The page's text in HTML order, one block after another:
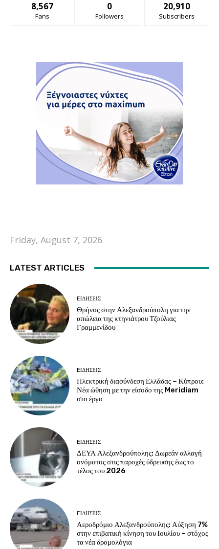
8,567
Fans
0
Followers
20,910
Subscribers
Friday, August 7, 2026
LATEST ARTICLES
EΙΔΗΣΕΙΣ
Θρήνος στην Αλεξανδρούπολη για την
απώλεια της κτηνιάτρου Τζούλιας
Γραμμενίδου
EΙΔΗΣΕΙΣ
Ηλεκτρική διασύνδεση Ελλάδας – Κύπρου:
Νέα ώθηση με την είσοδο της Meridiam
στο έργο
EΙΔΗΣΕΙΣ
ΔΕΥΑ Αλεξανδρούπολης: Δωρεάν αλλαγή
ονόματος στις παροχές ύδρευσης έως το
τέλος του 2026
EΙΔΗΣΕΙΣ
Αεροδρόμιο Αλεξανδρούπολης: Αύξηση 7%
στην επιβατική κίνηση του Ιουλίου – στόχος
τα νέα δρομολόγια